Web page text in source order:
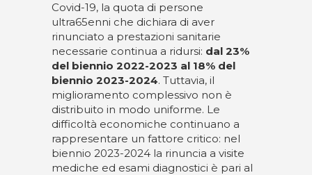
Covid-19, la quota di persone
ultra65enni che dichiara di aver
rinunciato a prestazioni sanitarie
necessarie continua a ridursi: dal 23%
del biennio 2022-2023 al 18% del
biennio 2023-2024. Tuttavia, il
miglioramento complessivo non è
distribuito in modo uniforme. Le
difficoltà economiche continuano a
rappresentare un fattore critico: nel
biennio 2023-2024 la rinuncia a visite
mediche ed esami diagnostici è pari al